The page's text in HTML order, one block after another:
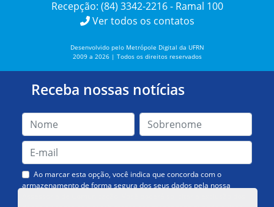
Recepção: (84) 3342-2216 - Ramal 100
Ver todos os contatos
Desenvolvido pelo Metrópole Digital da UFRN
2009 a 2026 | Todos os direitos reservados
Receba nossas notícias
Ao marcar esta opção, você indica que concorda com o
armazenamento de forma segura dos seus dados pela nossa